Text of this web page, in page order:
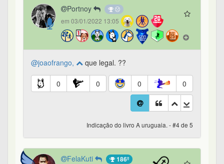
Portnoy
em 03/01/2022 13:05
@joaofrango, que legal. ??
0 0 0 0
Indicação do livro A uruguaia. - #4 de 5
FelaKuti 186º